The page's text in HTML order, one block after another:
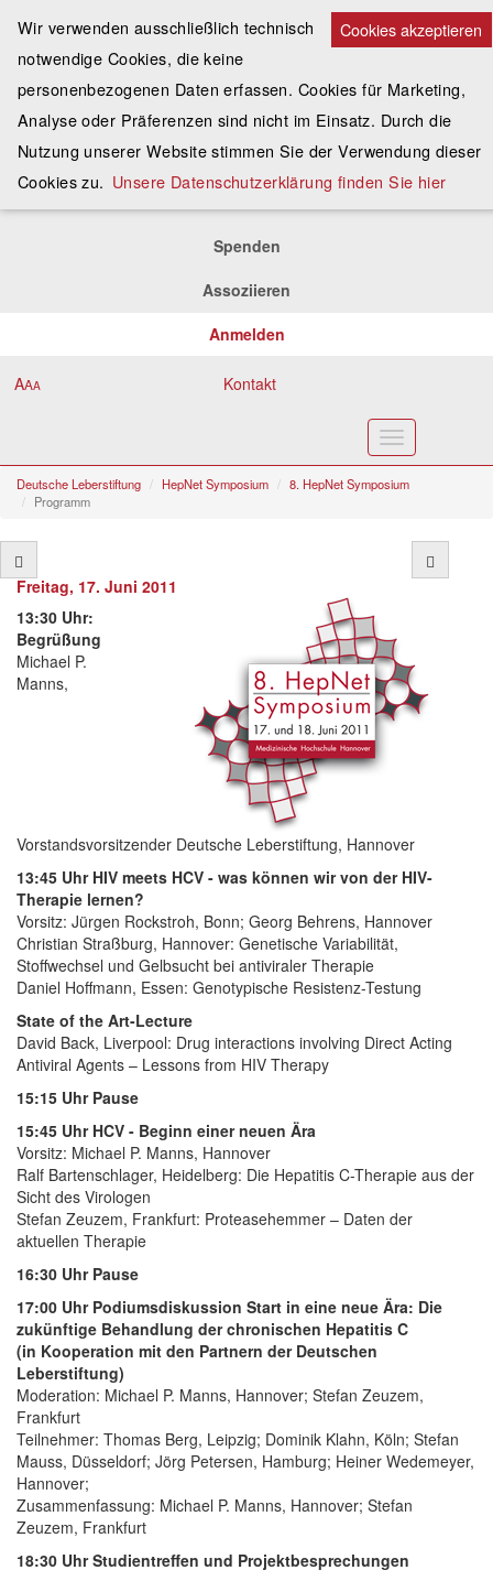
Spenden
Assoziieren
Anmelden
AAA Kontakt
Toggle
navigation
Deutsche Leberstiftung HepNet Symposium
8. HepNet Symposium
Programm
Freitag, 17. Juni 2011
13:30 Uhr:
Begrüßung
Michael P.
Manns,
Vorstandsvorsitzender Deutsche Leberstiftung, Hannover
13:45 Uhr HIV meets HCV - was können wir von der HIV-
Therapie lernen?
Vorsitz: Jürgen Rockstroh, Bonn; Georg Behrens, Hannover
Christian Straßburg, Hannover: Genetische Variabilität,
Stoffwechsel und Gelbsucht bei antiviraler Therapie
Daniel Hoffmann, Essen: Genotypische Resistenz-Testung
State of the Art-Lecture
David Back, Liverpool: Drug interactions involving Direct Acting
Antiviral Agents – Lessons from HIV Therapy
15:15 Uhr Pause
15:45 Uhr HCV - Beginn einer neuen Ära
Vorsitz: Michael P. Manns, Hannover
Ralf Bartenschlager, Heidelberg: Die Hepatitis C-Therapie aus der
Sicht des Virologen
Stefan Zeuzem, Frankfurt: Proteasehemmer – Daten der
aktuellen Therapie
16:30 Uhr Pause
17:00 Uhr Podiumsdiskussion Start in eine neue Ära: Die
zukünftige Behandlung der chronischen Hepatitis C
(in Kooperation mit den Partnern der Deutschen
Leberstiftung)
Moderation: Michael P. Manns, Hannover; Stefan Zeuzem,
Frankfurt
Teilnehmer: Thomas Berg, Leipzig; Dominik Klahn, Köln; Stefan
Mauss, Düsseldorf; Jörg Petersen, Hamburg; Heiner Wedemeyer,
Hannover;
Zusammenfassung: Michael P. Manns, Hannover; Stefan
Zeuzem, Frankfurt
18:30 Uhr Studientreffen und Projektbesprechungen
Cookies akzeptieren
Wir verwenden ausschließlich technisch
notwendige Cookies, die keine
personenbezogenen Daten erfassen. Cookies für Marketing,
Analyse oder Präferenzen sind nicht im Einsatz. Durch die
Nutzung unserer Website stimmen Sie der Verwendung dieser
Cookies zu. Unsere Datenschutzerklärung finden Sie hier